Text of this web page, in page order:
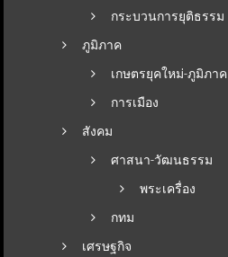
กระบวนการยุติธรรม
ภูมิภาค
เกษตรยุคใหม่-ภูมิภาค
การเมือง
สังคม
ศาสนา-วัฒนธรรม
พระเครื่อง
กทม
เศรษฐกิจ